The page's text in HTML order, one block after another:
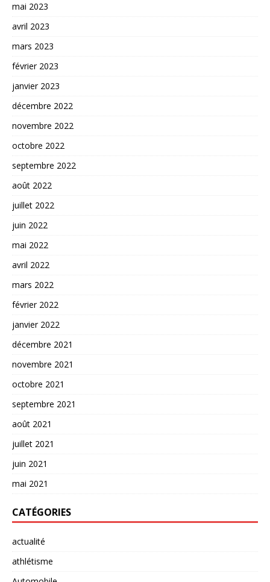
mai 2023
avril 2023
mars 2023
février 2023
janvier 2023
décembre 2022
novembre 2022
octobre 2022
septembre 2022
août 2022
juillet 2022
juin 2022
mai 2022
avril 2022
mars 2022
février 2022
janvier 2022
décembre 2021
novembre 2021
octobre 2021
septembre 2021
août 2021
juillet 2021
juin 2021
mai 2021
CATÉGORIES
actualité
athlétisme